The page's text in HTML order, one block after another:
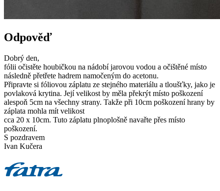
Odpověď
Dobrý den,
fólii očistěte houbičkou na nádobí jarovou vodou a očištěné místo
následně přetřete hadrem namočeným do acetonu.
Připravte si fóliovou záplatu ze stejného materiálu a tloušťky, jako je
povlaková krytina. Její velikost by měla překrýt místo poškození
alespoň 5cm na všechny strany. Takže při 10cm poškození hrany by
záplata mohla mít velikost
cca 20 x 10cm. Tuto záplatu plnoplošně navařte přes místo
poškození.
S pozdravem
Ivan Kučera